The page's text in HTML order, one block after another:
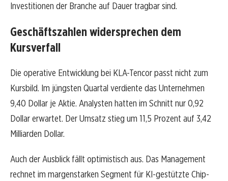
Investitionen der Branche auf Dauer tragbar sind.
Geschäftszahlen widersprechen dem
Kursverfall
Die operative Entwicklung bei KLA-Tencor passt nicht zum
Kursbild. Im jüngsten Quartal verdiente das Unternehmen
9,40 Dollar je Aktie. Analysten hatten im Schnitt nur 0,92
Dollar erwartet. Der Umsatz stieg um 11,5 Prozent auf 3,42
Milliarden Dollar.
Auch der Ausblick fällt optimistisch aus. Das Management
rechnet im margenstarken Segment für KI-gestützte Chip-